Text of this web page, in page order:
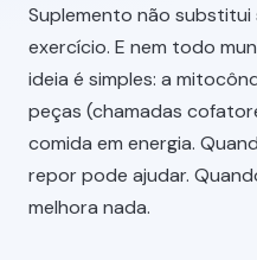
Suplemento não substitui
exercício. E nem todo
ideia é simples: a
peças (chamadas
comida em energia.
repor pode ajudar.
melhora nada.